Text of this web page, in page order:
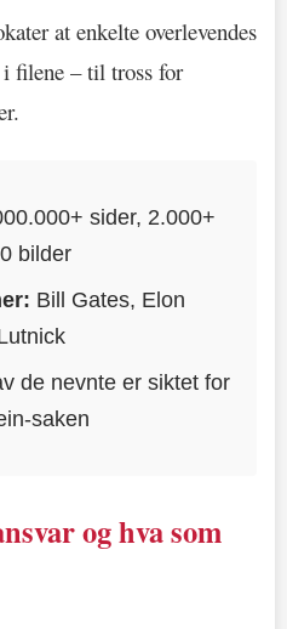
at enkelte overlevendes
filene – til tross for
sider, 2.000+
bilder
Bill Gates, Elon
de nevnte er siktet for
saken
og hva som